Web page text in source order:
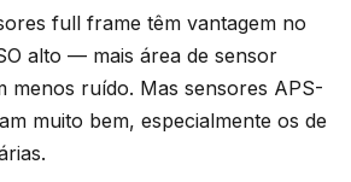
full frame têm vantagem no
alto — mais área de sensor
menos ruído. Mas sensores APS-
muito bem, especialmente os de